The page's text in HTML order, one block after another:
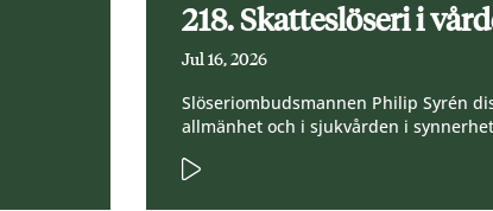
218. Skatteslöseri i
Jul 16, 2026
Slöseriombudsmannen Philip Syrén
allmänhet och i sjukvården i